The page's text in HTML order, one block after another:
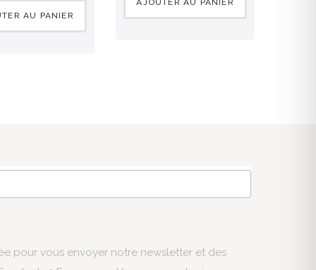
AU PANIER
AJOUTER AU PANIER
pour vous envoyer notre newsletter et des